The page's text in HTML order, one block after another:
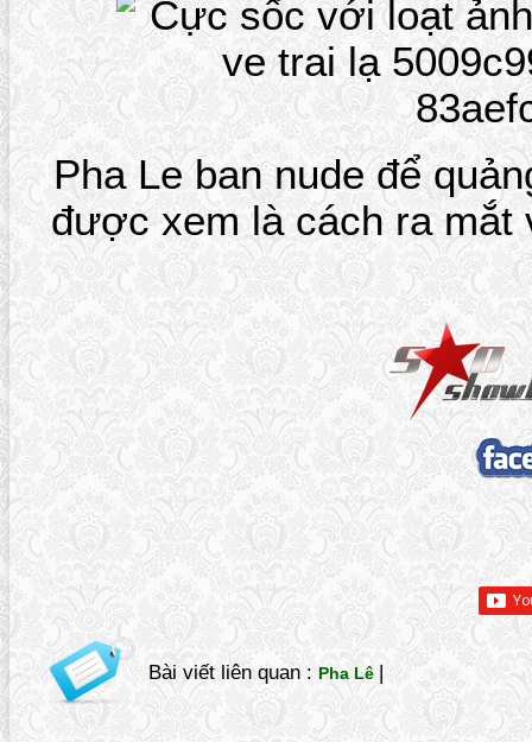
Pha Le ban nude để
được xem là cách ra mắt
Bài viết liên quan : Pha Lê |